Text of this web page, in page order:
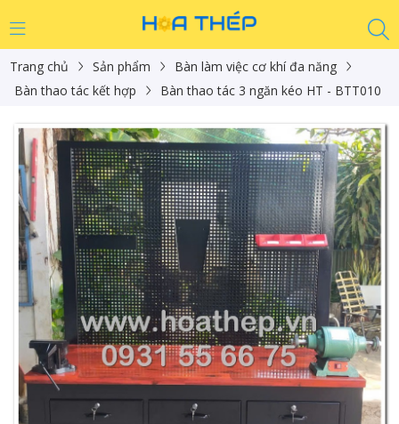
Trang chủ Sản phẩm
Bàn làm việc cơ khí đa năng
Bàn thao tác kết hợp
Bàn thao tác 3 ngăn kéo HT - BTT010